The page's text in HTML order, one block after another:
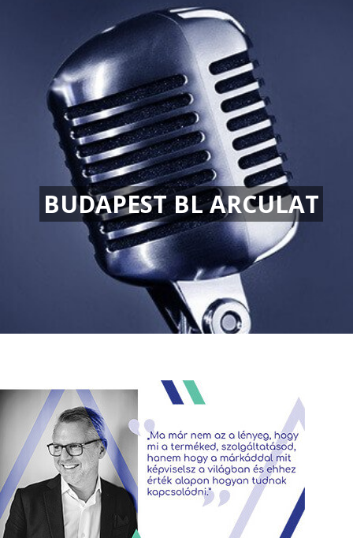
BUDAPEST BL ARCULAT